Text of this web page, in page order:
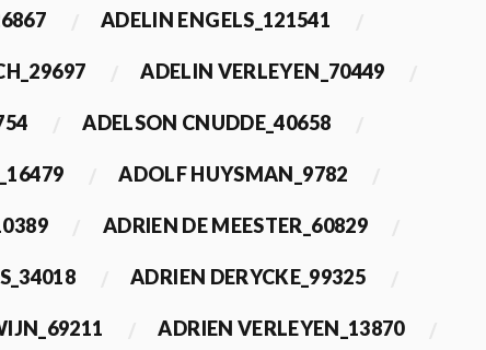
ADELIN ENGELS_121541
ADELIN VERLEYEN_70449
ADELSON CNUDDE_40658
ADOLF HUYSMAN_9782
ADRIEN DE MEESTER_60829
ADRIEN DERYCKE_99325
ADRIEN VERLEYEN_13870